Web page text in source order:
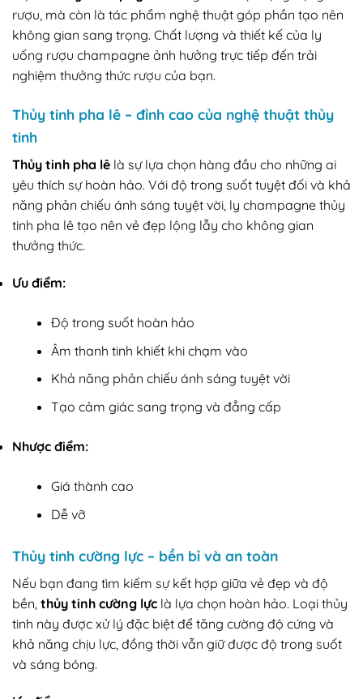
rượu, mà còn là tác phẩm nghệ thuật góp phần tạo nên
không gian sang trọng. Chất lượng và thiết kế của ly
uống rượu champagne ảnh hưởng trực tiếp đến trải
nghiệm thưởng thức rượu của bạn.
Thủy tinh pha lê – đỉnh cao của nghệ thuật thủy
tinh
Thủy tinh pha lê là sự lựa chọn hàng đầu cho những ai
yêu thích sự hoàn hảo. Với độ trong suốt tuyệt đối và khả
năng phản chiếu ánh sáng tuyệt vời, ly champagne thủy
tinh pha lê tạo nên vẻ đẹp lộng lẫy cho không gian
thưởng thức.
Ưu điểm:
Độ trong suốt hoàn hảo
Âm thanh tinh khiết khi chạm vào
Khả năng phản chiếu ánh sáng tuyệt vời
Tạo cảm giác sang trọng và đẳng cấp
Nhược điểm:
Giá thành cao
Dễ vỡ
Thủy tinh cường lực – bền bỉ và an toàn
Nếu bạn đang tìm kiếm sự kết hợp giữa vẻ đẹp và độ
bền, thủy tinh cường lực là lựa chọn hoàn hảo. Loại thủy
tinh này được xử lý đặc biệt để tăng cường độ cứng và
khả năng chịu lực, đồng thời vẫn giữ được độ trong suốt
và sáng bóng.